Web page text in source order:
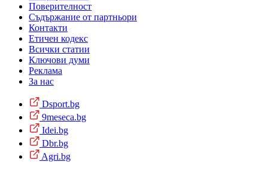
Поверителност
Съдържание от партньори
Контакти
Етичен кодекс
Всички статии
Ключови думи
Реклама
За нас
Dsport.bg
9meseca.bg
Idei.bg
Dbr.bg
Agri.bg